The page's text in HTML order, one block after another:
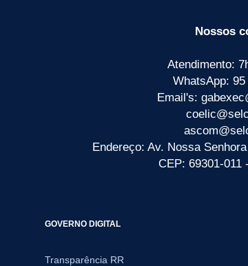
Nossos
Atendimento:
WhatsApp: 95
Email's:
Endereço: Av. Nossa
CEP: 69301-011
GOVERNO DIGITAL
Transparência RR